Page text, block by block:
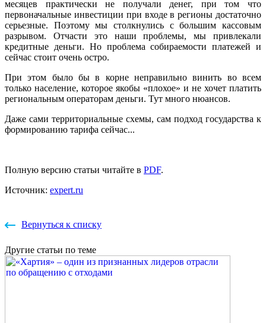
месяцев практически не получали денег, при том что
первоначальные инвестиции при входе в регионы достаточно
серьезные. Поэтому мы столкнулись с большим кассовым
разрывом. Отчасти это наши проблемы, мы привлекали
кредитные деньги. Но проблема собираемости платежей и
сейчас стоит очень остро.
При этом было бы в корне неправильно винить во всем
только население, которое якобы «плохое» и не хочет платить
региональным операторам деньги. Тут много нюансов.
Даже сами территориальные схемы, сам подход государства к
формированию тарифа сейчас...
Полную версию статьи читайте в PDF.
Источник: expert.ru
Вернуться к списку
Другие статьи по теме